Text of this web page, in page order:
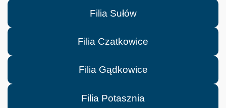
Filia Sułów
Filia Czatkowice
Filia Gądkowice
Filia Potasznia